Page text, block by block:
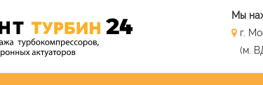
Мы
г.
(м.